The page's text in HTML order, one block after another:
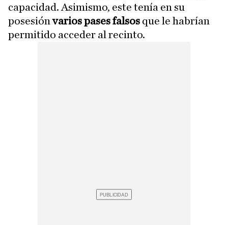
capacidad. Asimismo, este tenía en su
posesiónvarios pases falsos que le habrían
permitido acceder al recinto.